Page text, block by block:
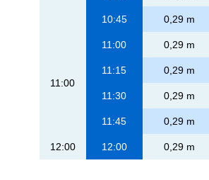
10:45 0,29 m
11:00
11:00 0,29 m
11:15 0,29 m
11:30 0,29 m
11:45 0,29 m
12:00 12:00 0,29 m